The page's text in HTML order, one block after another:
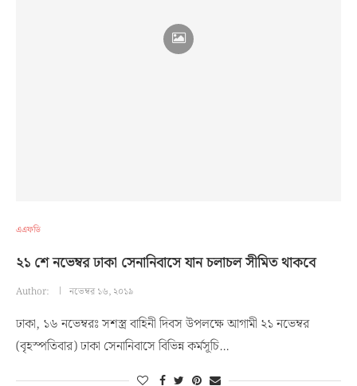
এএফডি
২১ শে নভেম্বর ঢাকা সেনানিবাসে যান চলাচল সীমিত থাকবে
Author: নভেম্বর ১৬, ২০১৯
ঢাকা, ১৬ নভেম্বরঃ সশস্ত্র বাহিনী দিবস উপলক্ষে আগামী ২১ নভেম্বর
(বৃহস্পতিবার) ঢাকা সেনানিবাসে বিভিন্ন কর্মসূচি…